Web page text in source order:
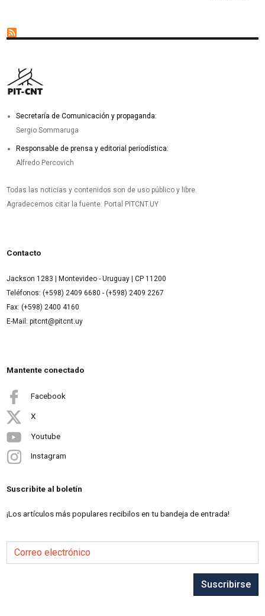
Secretaría de Comunicación y propaganda:
Sergio Sommaruga
Responsable de prensa y editorial periodística:
Alfredo Percovich
Todas las noticias y contenidos son de uso público y libre.
Agradecemos citar la fuente: Portal PITCNT.UY
Contacto
Jackson 1283 | Montevideo - Uruguay | CP 11200
Teléfonos: (+598) 2409 6680 - (+598) 2409 2267
Fax: (+598) 2400 4160
E-Mail: pitcnt@pitcnt.uy
Mantente conectado
Facebook
X
Youtube
Instagram
Suscribite al boletín
¡Los artículos más populares recibilos en tu bandeja de entrada!
Correo electrónico
Suscribirse